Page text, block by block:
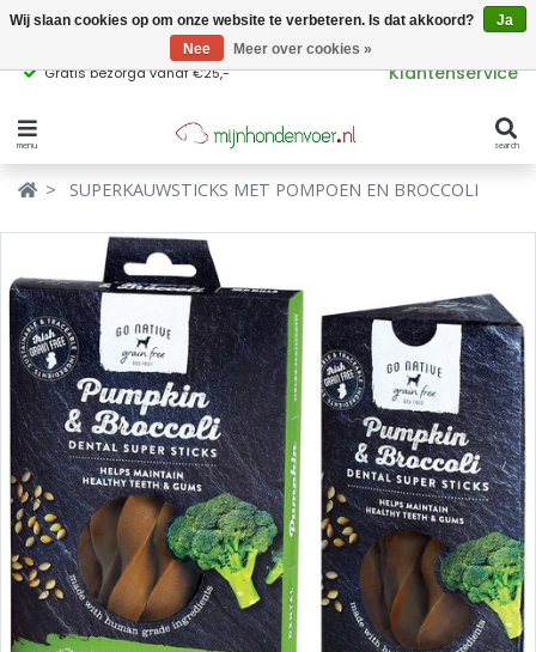
Gratis bezorgd vanaf €25,- Klantenservice
menu search
Verbergen
Merken
Hondenvoer
Kattenvoer
Supplementen
Snacks
Ingrediënten
Blogs
Advies
Verbergen
Waar ben je naar op zoek?
Populaire
producttags
glutenvrij hondenvoer graanvrij hondenvoer
SUPERKAUWSTICKS MET POMPOEN EN BROCCOLI
Wij slaan cookies op om onze website te verbeteren. Is dat akkoord?
Ja
Nee
Meer over cookies »